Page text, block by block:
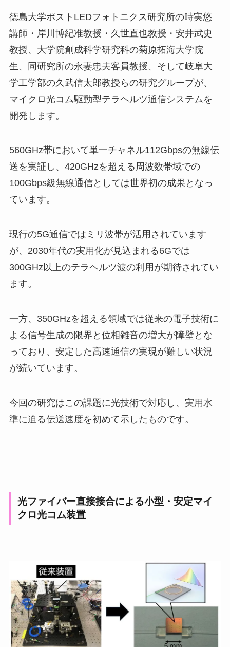
徳島大学ポストLEDフォトニクス研究所の時実悠
講師・岸川博紀准教授・久世直也教授・安井武史
教授、大学院創成科学研究科の菊原拓海大学院
生、同研究所の永妻忠夫客員教授、そして岐阜大
学工学部の久武信太郎教授らの研究グループが、
マイクロ光コム駆動型テラヘルツ通信システムを
開発します。
560GHz帯において単一チャネル112Gbpsの無線伝
送を実証し、420GHzを超える周波数帯域での
100Gbps級無線通信としては世界初の成果となっ
ています。
現行の5G通信ではミリ波帯が活用されています
が、2030年代の実用化が見込まれる6Gでは
300GHz以上のテラヘルツ波の利用が期待されてい
ます。
一方、350GHzを超える領域では従来の電子技術に
よる信号生成の限界と位相雑音の増大が障壁とな
っており、安定した高速通信の実現が難しい状況
が続いています。
今回の研究はこの課題に光技術で対応し、実用水
準に迫る伝送速度を初めて示したものです。
光ファイバー直接接合による小型・安定マイ
クロ光コム装置